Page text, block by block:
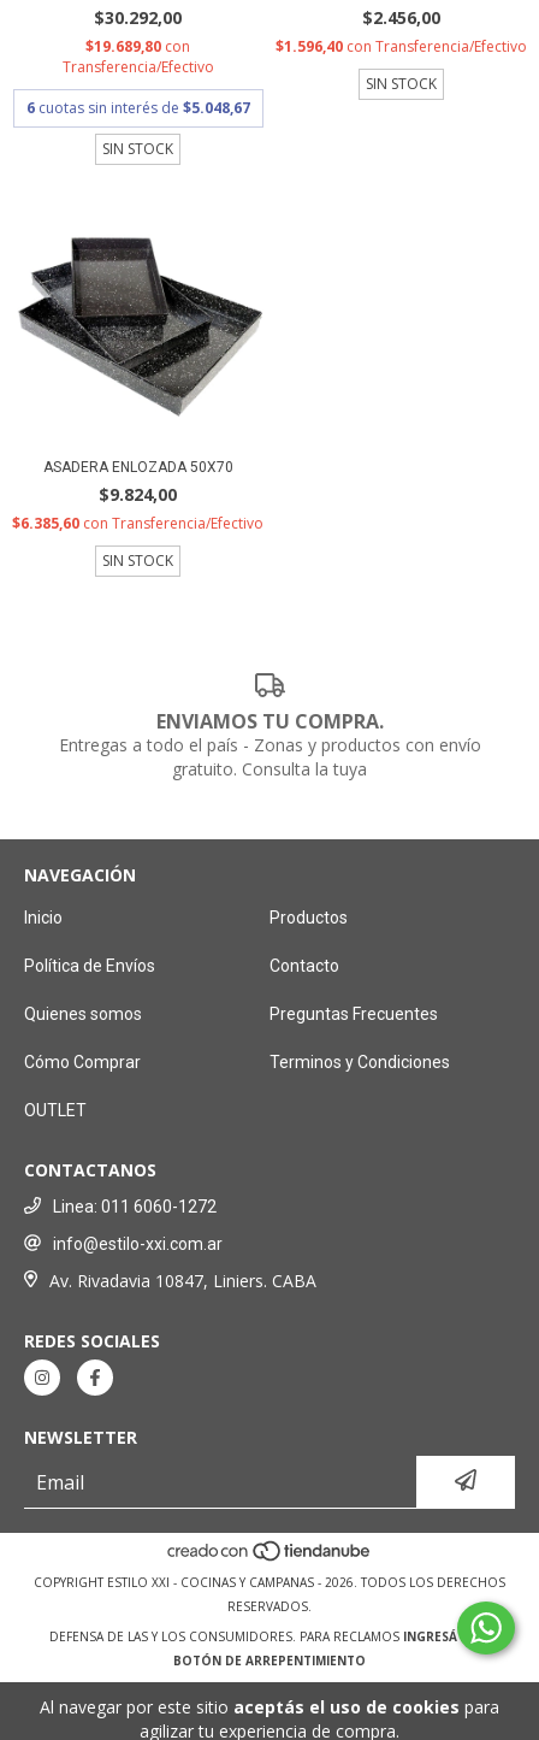
Al navegar por este sitio aceptás el uso de cookies para
agilizar tu experiencia de compra.
$30.292,00
$19.689,80 con
Transferencia/Efectivo
6 cuotas sin interés de $5.048,67
SIN STOCK
$2.456,00
$1.596,40 con Transferencia/Efectivo
SIN STOCK
ASADERA ENLOZADA 50X70
$9.824,00
$6.385,60 con Transferencia/Efectivo
SIN STOCK
ENVIAMOS TU COMPRA.
Entregas a todo el país - Zonas y productos con envío
gratuito. Consulta la tuya
NAVEGACIÓN
Inicio Productos
Política de Envíos Contacto
Quienes somos Preguntas Frecuentes
Cómo Comprar Terminos y Condiciones
OUTLET
CONTACTANOS
Linea: 011 6060-1272
info@estilo-xxi.com.ar
Av. Rivadavia 10847, Liniers. CABA
REDES SOCIALES
NEWSLETTER
COPYRIGHT ESTILO XXI - COCINAS Y CAMPANAS - 2026. TODOS LOS DERECHOS
RESERVADOS.
DEFENSA DE LAS Y LOS CONSUMIDORES. PARA RECLAMOS INGRESÁ ACÁ.
BOTÓN DE ARREPENTIMIENTO